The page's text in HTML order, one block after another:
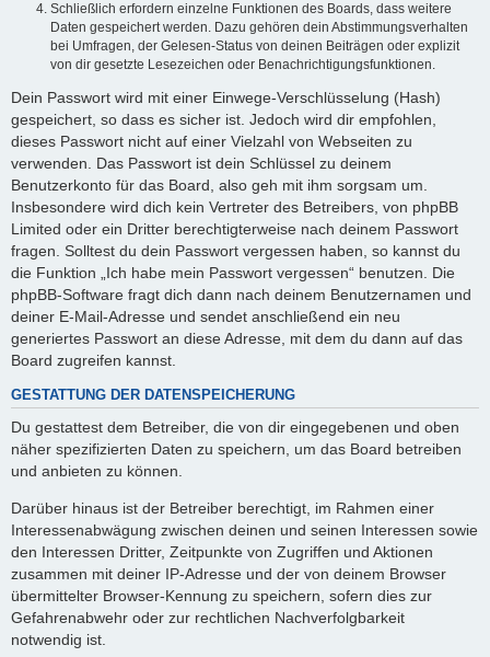
Schließlich erfordern einzelne Funktionen des Boards, dass weitere
Daten gespeichert werden. Dazu gehören dein Abstimmungsverhalten
bei Umfragen, der Gelesen-Status von deinen Beiträgen oder explizit
von dir gesetzte Lesezeichen oder Benachrichtigungsfunktionen.
Dein Passwort wird mit einer Einwege-Verschlüsselung (Hash)
gespeichert, so dass es sicher ist. Jedoch wird dir empfohlen,
dieses Passwort nicht auf einer Vielzahl von Webseiten zu
verwenden. Das Passwort ist dein Schlüssel zu deinem
Benutzerkonto für das Board, also geh mit ihm sorgsam um.
Insbesondere wird dich kein Vertreter des Betreibers, von phpBB
Limited oder ein Dritter berechtigterweise nach deinem Passwort
fragen. Solltest du dein Passwort vergessen haben, so kannst du
die Funktion „Ich habe mein Passwort vergessen“ benutzen. Die
phpBB-Software fragt dich dann nach deinem Benutzernamen und
deiner E-Mail-Adresse und sendet anschließend ein neu
generiertes Passwort an diese Adresse, mit dem du dann auf das
Board zugreifen kannst.
GESTATTUNG DER DATENSPEICHERUNG
Du gestattest dem Betreiber, die von dir eingegebenen und oben
näher spezifizierten Daten zu speichern, um das Board betreiben
und anbieten zu können.
Darüber hinaus ist der Betreiber berechtigt, im Rahmen einer
Interessenabwägung zwischen deinen und seinen Interessen sowie
den Interessen Dritter, Zeitpunkte von Zugriffen und Aktionen
zusammen mit deiner IP-Adresse und der von deinem Browser
übermittelter Browser-Kennung zu speichern, sofern dies zur
Gefahrenabwehr oder zur rechtlichen Nachverfolgbarkeit
notwendig ist.